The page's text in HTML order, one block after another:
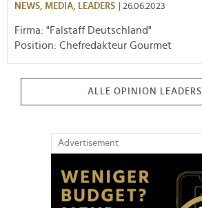
NEWS, MEDIA, LEADERS | 26.06.2023
Firma: "Falstaff Deutschland"
Position: Chefredakteur Gourmet
ALLE OPINION LEADERS
Advertisement